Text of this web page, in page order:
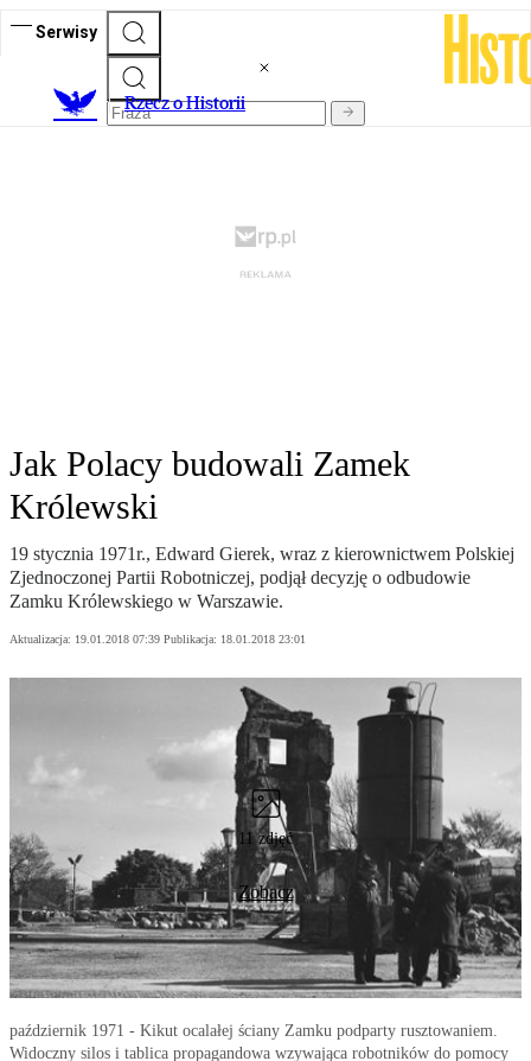
Serwisy
Rzecz o Historii
Jak Polacy budowali Zamek
Królewski
19 stycznia 1971r., Edward Gierek, wraz z kierownictwem Polskiej
Zjednoczonej Partii Robotniczej, podjął decyzję o odbudowie
Zamku Królewskiego w Warszawie.
Aktualizacja: 19.01.2018 07:39 Publikacja: 18.01.2018 23:01
11 zdjęć
Zobacz
październik 1971 - Kikut ocalałej ściany Zamku podparty rusztowaniem.
Widoczny silos i tablica propagandowa wzywająca robotników do pomocy